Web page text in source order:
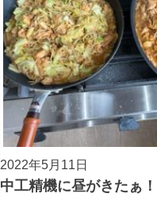
2022年5月11日
中工精機に昼がきたぁ！